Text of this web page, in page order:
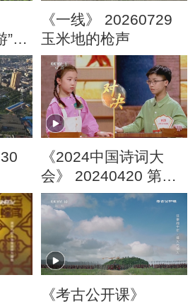
”的
《一线》 20260729
玉米地的枪声
《2024中国诗词大
会》 20240420 第七
场 山河
《考古公开课》